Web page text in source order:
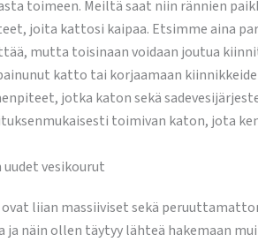
toimeen. Meiltä saat niin rännien
joita kattosi kaipaa. Etsimme aina
mutta toisinaan voidaan joutua
katto tai korjaamaan
jotka katon sekä
toimivan katon, jota
vesikourut
liian massiiviset sekä
ja näin ollen täytyy lähteä hakemaan